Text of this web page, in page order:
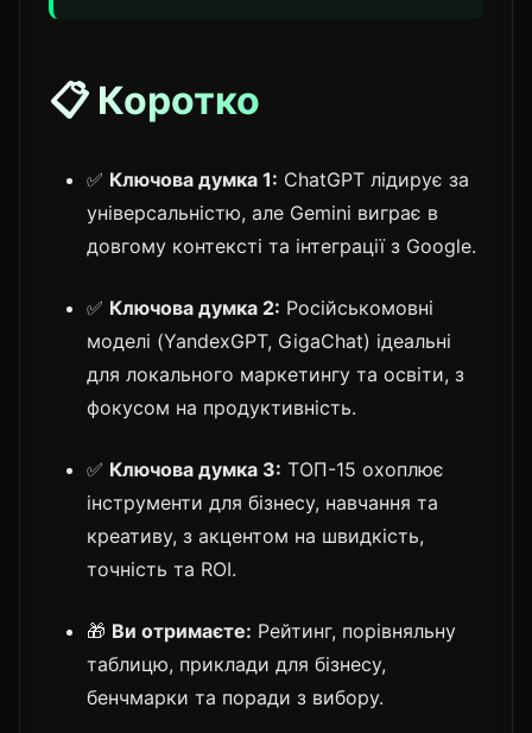
📋 Коротко
✅ Ключова думка 1: ChatGPT лідирує за
універсальністю, але Gemini виграє в
довгому контексті та інтеграції з Google.
✅ Ключова думка 2: Російськомовні
моделі (YandexGPT, GigaChat) ідеальні
для локального маркетингу та освіти, з
фокусом на продуктивність.
✅ Ключова думка 3: ТОП-15 охоплює
інструменти для бізнесу, навчання та
креативу, з акцентом на швидкість,
точність та ROI.
🎁 Ви отримаєте: Рейтинг, порівняльну
таблицю, приклади для бізнесу,
бенчмарки та поради з вибору.